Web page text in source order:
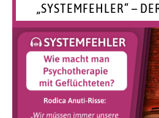
„SYSTEMFEHLER“ –